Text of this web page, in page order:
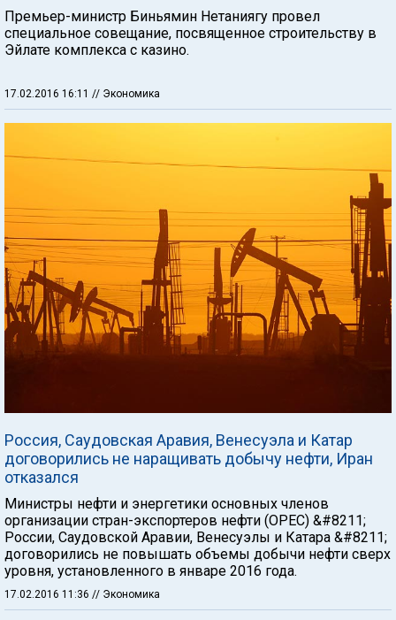
Премьер-министр Биньямин Нетаниягу провел
специальное совещание, посвященное строительству в
Эйлате комплекса с казино.
17.02.2016 16:11 // Экономика
Россия, Саудовская Аравия, Венесуэла и Катар
договорились не наращивать добычу нефти, Иран
отказался
Министры нефти и энергетики основных членов
организации стран-экспортеров нефти (OPEC) &#8211;
России, Саудовской Аравии, Венесуэлы и Катара &#8211;
договорились не повышать объемы добычи нефти сверх
уровня, установленного в январе 2016 года.
17.02.2016 11:36 // Экономика